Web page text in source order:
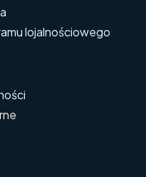
lojalnościowego